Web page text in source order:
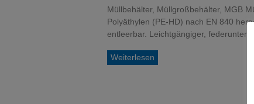
und
Sondercontainer
für
Lagerung
und
Müllbehälter, Müllgroßbehälter, MGB
Polyäthylen (PE-HD) nach EN 840
entleerbar. Leichtgängiger,
Weiterlesen